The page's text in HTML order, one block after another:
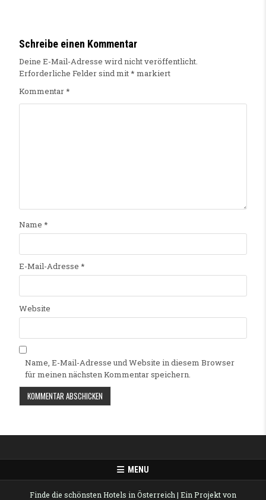
Schreibe einen Kommentar
Deine E-Mail-Adresse wird nicht veröffentlicht.
Erforderliche Felder sind mit* markiert
Kommentar*
Name *
E-Mail-Adresse *
Website
Name, E-Mail-Adresse und Website in diesem Browser
für meinen nächsten Kommentar speichern.
MENU
Finde die schönsten Hotels in Österreich | Ein Projekt von